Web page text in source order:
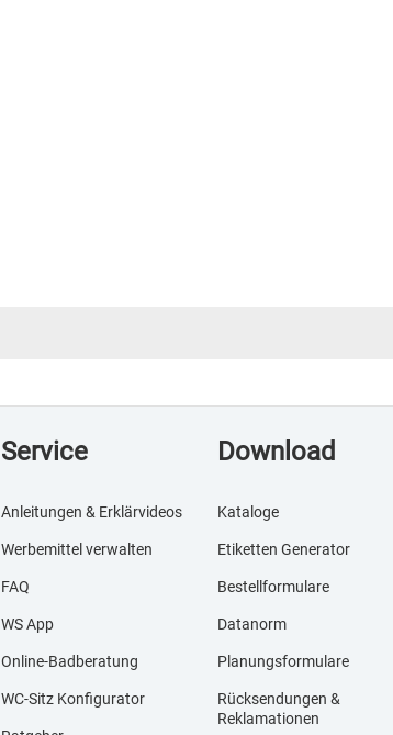
Service
Anleitungen & Erklärvideos
Werbemittel verwalten
FAQ
WS App
Online-Badberatung
WC-Sitz Konfigurator
Download
Kataloge
Etiketten Generator
Bestellformulare
Datanorm
Planungsformulare
Rücksendungen &
Reklamationen